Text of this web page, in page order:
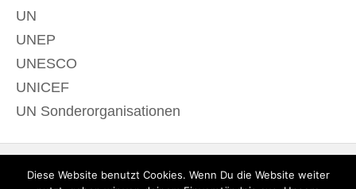
UN
UNEP
UNESCO
UNICEF
UN Sonderorganisationen
Diese Website benutzt Cookies. Wenn Du die Website weiter